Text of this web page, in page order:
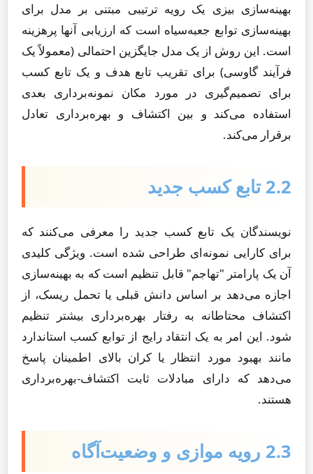
بهینه‌سازی بیزی یک رویه ترتیبی مبتنی بر مدل برای
بهینه‌سازی توابع جعبه‌سیاه است که ارزیابی آنها پرهزینه
است. این روش از یک مدل جایگزین احتمالی (معمولاً یک
فرآیند گاوسی) برای تقریب تابع هدف و یک تابع کسب
برای تصمیم‌گیری در مورد مکان نمونه‌برداری بعدی
استفاده می‌کند و بین اکتشاف و بهره‌برداری تعادل
برقرار می‌کند.
2.2 تابع کسب جدید
نویسندگان یک تابع کسب جدید را معرفی می‌کنند که
برای کارایی نمونه‌ای طراحی شده است. ویژگی کلیدی
آن یک پارامتر "تهاجم" قابل تنظیم است که به بهینه‌سازی
اجازه می‌دهد بر اساس دانش قبلی یا تحمل ریسک، از
اکتشاف محتاطانه به رفتار بهره‌برداری بیشتر تنظیم
شود. این امر به یک انتقاد رایج از توابع کسب استاندارد
مانند بهبود مورد انتظار یا کران بالای اطمینان پاسخ
می‌دهد که دارای مبادلات ثابت اکتشاف-بهره‌برداری
هستند.
2.3 رویه موازی و وضعیت‌آگاه